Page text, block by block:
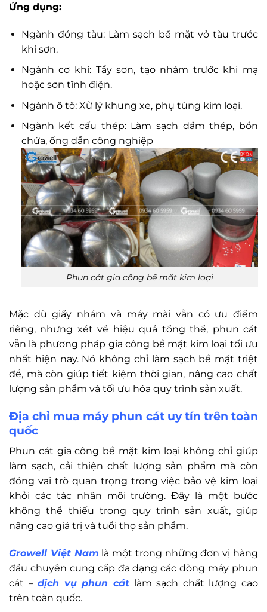
Ứng dụng:
Ngành đóng tàu: Làm sạch bề mặt vỏ tàu trước
khi sơn.
Ngành cơ khí: Tẩy sơn, tạo nhám trước khi mạ
hoặc sơn tĩnh điện.
Ngành ô tô: Xử lý khung xe, phụ tùng kim loại.
Ngành kết cấu thép: Làm sạch dầm thép, bồn
chứa, ống dẫn công nghiệp
Phun cát gia công bề mặt kim loại
Mặc dù giấy nhám và máy mài vẫn có ưu điểm
riêng, nhưng xét về hiệu quả tổng thể, phun cát
vẫn là phương pháp gia công bề mặt kim loại tối ưu
nhất hiện nay. Nó không chỉ làm sạch bề mặt triệt
để, mà còn giúp tiết kiệm thời gian, nâng cao chất
lượng sản phẩm và tối ưu hóa quy trình sản xuất.
Địa chỉ mua máy phun cát uy tín trên toàn
quốc
Phun cát gia công bề mặt kim loại không chỉ giúp
làm sạch, cải thiện chất lượng sản phẩm mà còn
đóng vai trò quan trọng trong việc bảo vệ kim loại
khỏi các tác nhân môi trường. Đây là một bước
không thể thiếu trong quy trình sản xuất, giúp
nâng cao giá trị và tuổi thọ sản phẩm.
Growell Việt Nam là một trong những đơn vị hàng
đầu chuyên cung cấp đa dạng các dòng máy phun
cát –dịch vụ phun cát làm sạch chất lượng cao
trên toàn quốc.